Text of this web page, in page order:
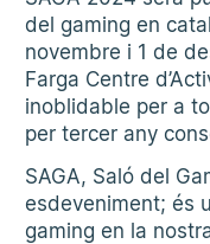
del gaming en
novembre i 1 de
Farga Centre
inoblidable per a
per tercer any
SAGA, Saló del
esdeveniment; és
gaming en la